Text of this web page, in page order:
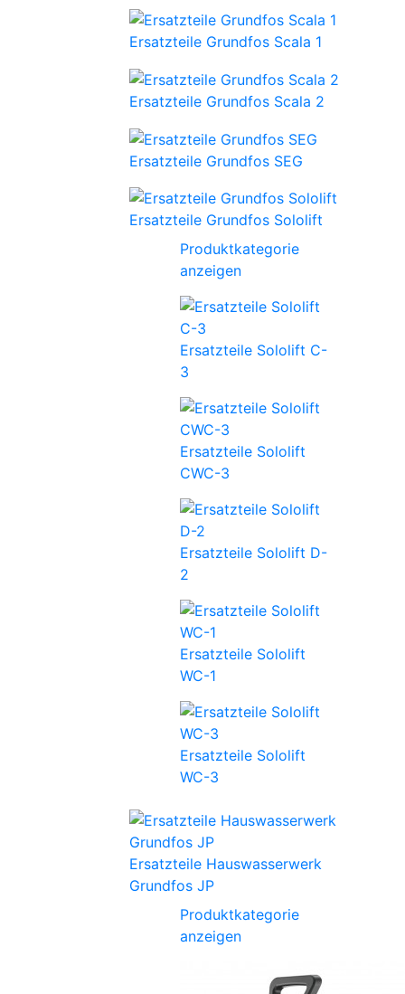
Ersatzteile Grundfos Scala 1
Ersatzteile Grundfos Scala 2
Ersatzteile Grundfos SEG
Ersatzteile Grundfos Sololift
Produktkategorie
anzeigen
Ersatzteile Sololift C-
3
Ersatzteile Sololift
CWC-3
Ersatzteile Sololift D-
2
Ersatzteile Sololift
WC-1
Ersatzteile Sololift
WC-3
Ersatzteile Hauswasserwerk
Grundfos JP
Produktkategorie
anzeigen